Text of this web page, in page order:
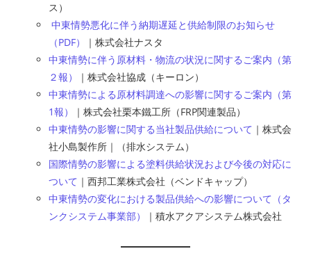
ス）
中東情勢悪化に伴う納期遅延と供給制限のお知らせ
（PDF）
｜株式会社ナスタ
中東情勢に伴う原材料・物流の状況に関するご案内（第
２報）
｜株式会社協成（キーロン）
中東情勢による原材料調達への影響に関するご案内（第
1報）
｜株式会社栗本鐵工所（FRP関連製品）
中東情勢の影響に関する当社製品供給について ｜株式会
社小島製作所｜（排水システム）
国際情勢の影響による塗料供給状況および今後の対応に
ついて ｜西邦工業株式会社（ベンドキャップ）
中東情勢の変化における製品供給への影響について（タ
ンクシステム事業部）
｜積水アクアシステム株式会社